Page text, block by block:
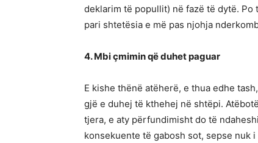
deklarim të popullit) në fazë të dytë.
pari shtetësia e më pas njohja
4. Mbi çmimin që duhet paguar
E kishe thënë atëherë, e thua edhe
gjë e duhej të kthehej në shtëpi.
tjera, e aty përfundimisht do të
konsekuente të gabosh sot, sepse nuk